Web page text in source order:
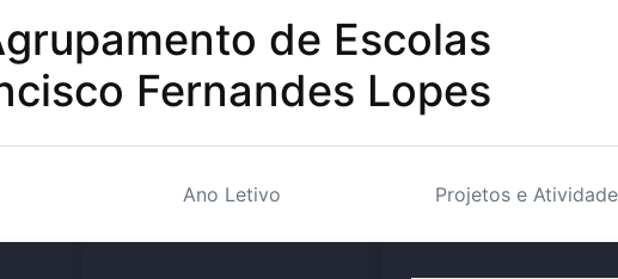
de Escolas
Fernandes Lopes
Ano Letivo Projetos e